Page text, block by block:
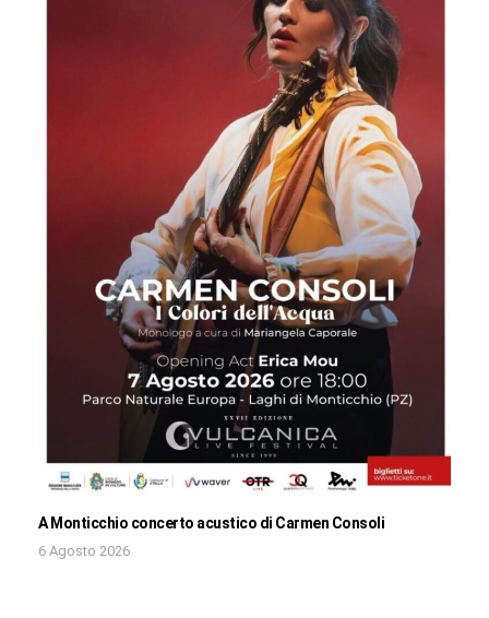
A Monticchio concerto acustico di Carmen Consoli
6 Agosto 2026